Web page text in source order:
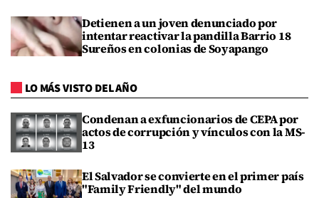
Detienen a un joven denunciado por
intentar reactivar la pandilla Barrio 18
Sureños en colonias de Soyapango
LO MÁS VISTO DEL AÑO
Condenan a exfuncionarios de CEPA por
actos de corrupción y vínculos con la MS-
13
El Salvador se convierte en el primer país
"Family Friendly" del mundo